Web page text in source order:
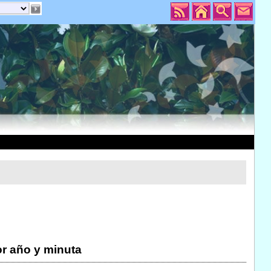
año y minuta